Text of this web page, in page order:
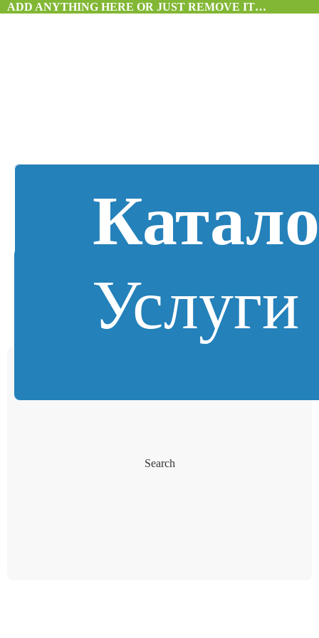
ADD ANYTHING HERE OR JUST REMOVE IT…
Услуги
Search